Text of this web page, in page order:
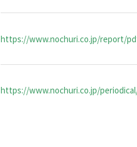
https://www.nochuri.co.jp/report/
https://www.nochuri.co.jp/